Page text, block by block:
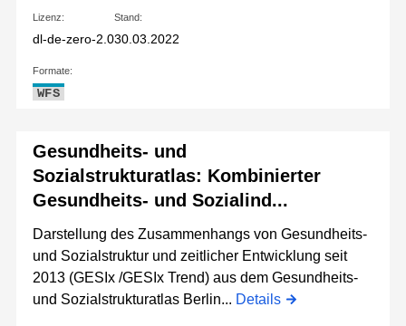
Lizenz:
dl-de-zero-2.0
Stand:
30.03.2022
Formate:
WFS
Gesundheits- und
Sozialstrukturatlas: Kombinierter
Gesundheits- und Sozialind...
Darstellung des Zusammenhangs von Gesundheits-
und Sozialstruktur und zeitlicher Entwicklung seit
2013 (GESIx /GESIx Trend) aus dem Gesundheits-
und Sozialstrukturatlas Berlin... Details